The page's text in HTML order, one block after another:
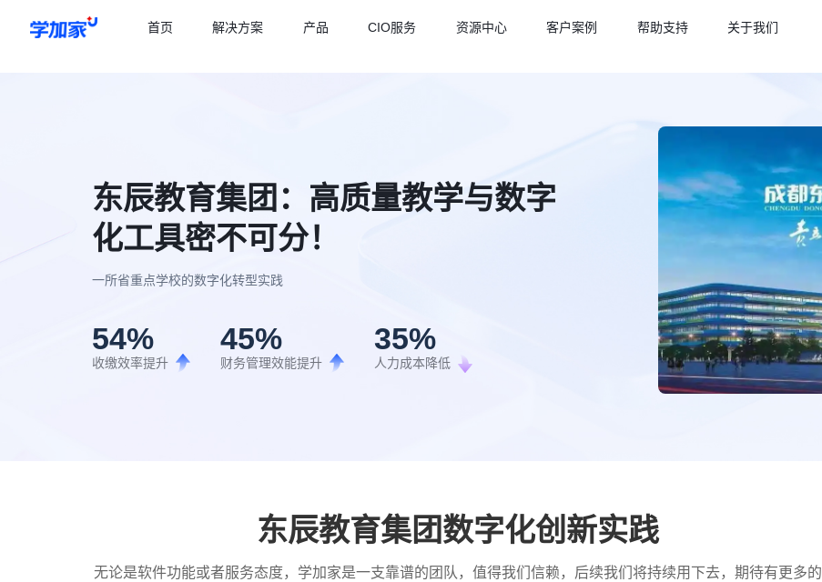
首页 解决方案 产品 CIO服务 资源中心 客户案例 帮助支持 关于我们
东辰教育集团：高质量教学与数字
化工具密不可分！
一所省重点学校的数字化转型实践
54%
收缴效率提升
45%
财务管理效能提升
35%
人力成本降低
东辰教育集团数字化创新实践
无论是软件功能或者服务态度，学加家是一支靠谱的团队，值得我们信赖，后续我们将持续用下去，期待有更多的